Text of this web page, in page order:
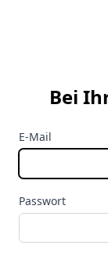
Bei
E-Mail
Passwort